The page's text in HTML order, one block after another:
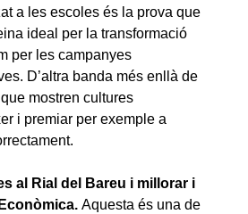
a les escoles és la prova que
ideal per la transformació
per les campanyes
D’altra banda més enllà de
mostren cultures
i premiar per exemple a
al Rial del Bareu i millorar i
Aquesta és una de